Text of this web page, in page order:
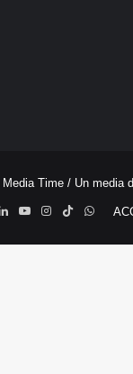
Media Time / Un media
LinkedinYouTubeInstagram
TikTok